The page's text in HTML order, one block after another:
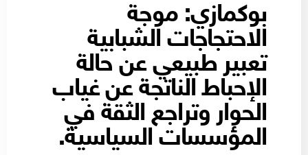
بوكمازي: موجة
الاحتجاجات الشبابية
تعبير طبيعي عن حالة
الإحباط الناتجة عن غياب
الحوار وتراجع الثقة في
المؤسسات السياسية.